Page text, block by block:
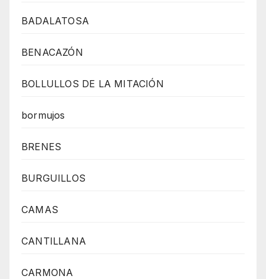
BADALATOSA
BENACAZÓN
BOLLULLOS DE LA MITACIÓN
bormujos
BRENES
BURGUILLOS
CAMAS
CANTILLANA
CARMONA